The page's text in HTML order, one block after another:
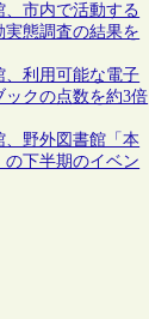
市内で活動する
態調査の結果を
、利用可能な電子
クの点数を約3倍
野外図書館「本
の下半期のイベン